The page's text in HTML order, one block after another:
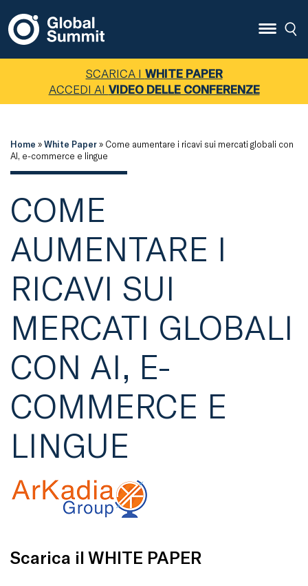
SCARICA I WHITE PAPER
ACCEDI AI VIDEO DELLE CONFERENZE
Home »White Paper» Come aumentare i ricavi sui mercati globali con
AI, e-commerce e lingue
COME
AUMENTARE I
RICAVI SUI
MERCATI GLOBALI
CON AI, E-
COMMERCE E
LINGUE
Scarica il WHITE PAPER